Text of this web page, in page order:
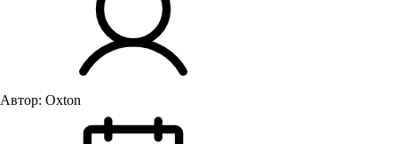
Автор: Oxton